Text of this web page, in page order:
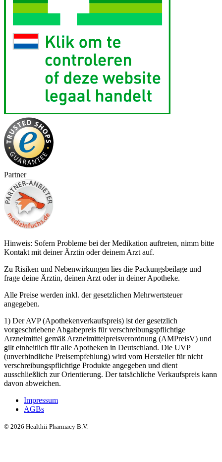
Partner
Hinweis: Sofern Probleme bei der Medikation auftreten, nimm bitte
Kontakt mit deiner Ärztin oder deinem Arzt auf.
Zu Risiken und Nebenwirkungen lies die Packungsbeilage und
frage deine Ärztin, deinen Arzt oder in deiner Apotheke.
Alle Preise werden inkl. der gesetzlichen Mehrwertsteuer
angegeben.
1) Der AVP (Apothekenverkaufspreis) ist der gesetzlich
vorgeschriebene Abgabepreis für verschreibungspflichtige
Arzneimittel gemäß Arzneimittelpreisverordnung (AMPreisV) und
gilt einheitlich für alle Apotheken in Deutschland. Die UVP
(unverbindliche Preisempfehlung) wird vom Hersteller für nicht
verschreibungspflichtige Produkte angegeben und dient
ausschließlich zur Orientierung. Der tatsächliche Verkaufspreis kann
davon abweichen.
Impressum
AGBs
© 2026 Healthii Pharmacy B.V.